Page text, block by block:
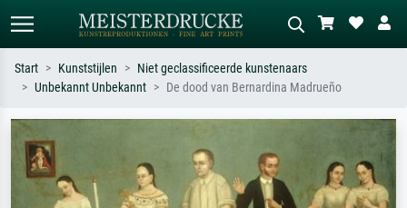
Zoek op kunstenaar, titel of stijl – bijv.
Monet, Sterrennacht, impressionisme,
Hokusai-golf, naakt.
Beschrijf de scène – bijv. groene
weide, abstract met veel rood, donker
olieverfschilderij, staand naakt naast
een boom.
Start Kunststijlen
Niet geclassificeerde kunstenaars
Unbekannt Unbekannt
De dood van Bernardina Madrueño